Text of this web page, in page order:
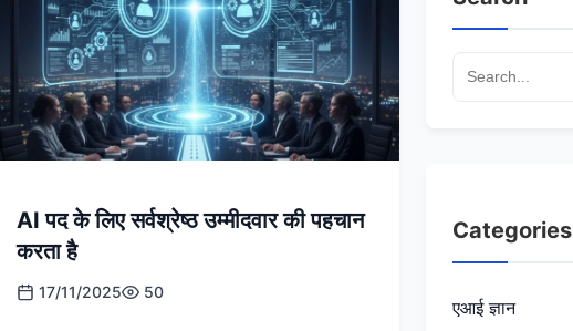
AI पद के लिए सर्वश्रेष्ठ उम्मीदवार की पहचान
करता है
17/11/2025 50
Categories
एआई ज्ञान